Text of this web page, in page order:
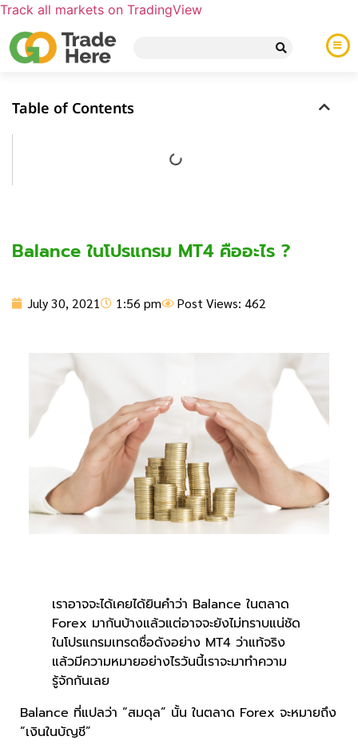
Track all markets on TradingView
Table of Contents
Balance ในโปรแกรม MT4 คืออะไร ?
July 30, 2021 1:56 pm Post Views: 462
เราอาจจะได้เคยได้ยินคำว่า Balance ในตลาด
Forex มากันบ้างแล้วแต่อาจจะยังไม่ทราบแน่ชัด
ในโปรแกรมเทรดชื่อดังอย่าง MT4 ว่าแท้จริง
แล้วมีความหมายอย่างไรวันนี้เราจะมาทำความ
รู้จักกันเลย
Balance ที่แปลว่า “สมดุล” นั้น ในตลาด Forex จะหมายถึง
“เงินในบัญชี”